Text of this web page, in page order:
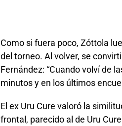
Como si fuera poco, Zóttola
del torneo. Al volver, se
Fernández: “Cuando volví de
minutos y en los últimos
El ex Uru Cure valoró la
frontal, parecido al de Uru